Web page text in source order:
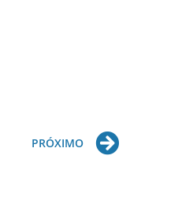
PRÓXIMO Next